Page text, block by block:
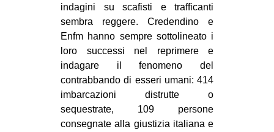
indagini su scafisti e trafficanti
sembra reggere. Credendino e
Enfm hanno sempre sottolineato i
loro successi nel reprimere e
indagare il fenomeno del
contrabbando di esseri umani: 414
imbarcazioni distrutte o
sequestrate, 109 persone
consegnate alla giustizia italiana e